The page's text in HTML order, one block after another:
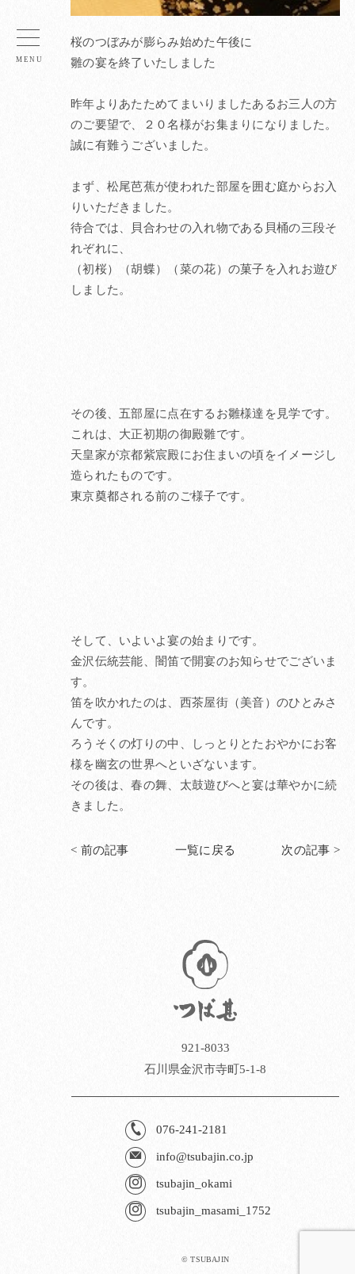
桜のつぼみが膨らみ始めた午後に
雛の宴を終了いたしました
昨年よりあたためてまいりましたあるお三人の方
のご要望で、２０名様がお集まりになりました。
誠に有難うございました。
まず、松尾芭蕉が使われた部屋を囲む庭からお入
りいただきました。
待合では、貝合わせの入れ物である貝桶の三段そ
れぞれに、
（初桜）（胡蝶）（菜の花）の菓子を入れお遊び
しました。
その後、五部屋に点在するお雛様達を見学です。
これは、大正初期の御殿雛です。
天皇家が京都紫宸殿にお住まいの頃をイメージし
造られたものです。
東京奠都される前のご様子です。
そして、いよいよ宴の始まりです。
金沢伝統芸能、闇笛で開宴のお知らせでございま
す。
笛を吹かれたのは、西茶屋街（美音）のひとみさ
んです。
ろうそくの灯りの中、しっとりとたおやかにお客
様を幽玄の世界へといざないます。
その後は、春の舞、太鼓遊びへと宴は華やかに続
きました。
< 前の記事 一覧に戻る 次の記事 >
921-8033
石川県金沢市寺町5-1-8
076-241-2181
info@tsubajin.co.jp
tsubajin_okami
tsubajin_masami_1752
© TSUBAJIN